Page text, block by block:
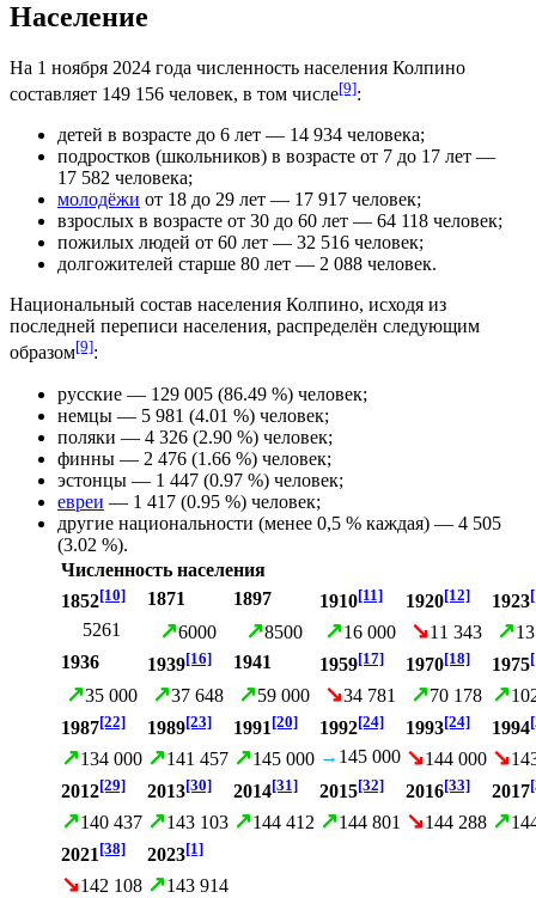
Население
На 1 ноября 2024 года численность населения Колпино
составляет 149 156 человек, в том числе[9]:
детей в возрасте до 6 лет — 14 934 человека;
подростков (школьников) в возрасте от 7 до 17 лет —
17 582 человека;
молодёжи от 18 до 29 лет — 17 917 человек;
взрослых в возрасте от 30 до 60 лет — 64 118 человек;
пожилых людей от 60 лет — 32 516 человек;
долгожителей старше 80 лет — 2 088 человек.
Национальный состав населения Колпино, исходя из
последней переписи населения, распределён следующим
образом[9]:
русские — 129 005 (86.49 %) человек;
немцы — 5 981 (4.01 %) человек;
поляки — 4 326 (2.90 %) человек;
финны — 2 476 (1.66 %) человек;
эстонцы — 1 447 (0.97 %) человек;
евреи — 1 417 (0.95 %) человек;
другие национальности (менее 0,5 % каждая) — 4 505
(3.02 %).
Численность населения
1852[10] 1871 1897 1910[11] 1920[12] 1923
5261 ↗6000 ↗8500 ↗16 000 ↘11 343 ↗
1936
1939[16] 1941 1959[17] 1970[18] 1975
↗35 000 ↗37 648 ↗59 000 ↘34 781 ↗70 178 ↗
1987[22] 1989[23] 1991 [20] 1992[24] 1993[24] 1994
↗134 000 ↗141 457 ↗145 000 → 145 000 ↘144 000 ↘
2012[29] 2013[30] 2014[31] 2015[32] 2016[33] 2017
↗140 437 ↗143 103 ↗144 412 ↗144 801 ↘144 288 ↗
2021 [38] 2023[1]
↘142 108 ↗143 914